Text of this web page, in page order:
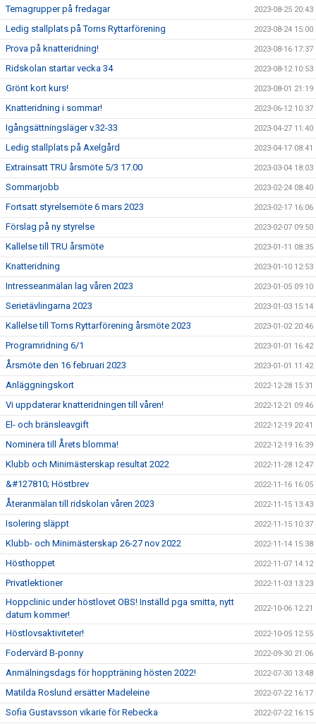
Temagrupper på fredagar 2023-08-25 20:43
Ledig stallplats på Torns Ryttarförening 2023-08-24 15:00
Prova på knatteridning! 2023-08-16 17:37
Ridskolan startar vecka 34 2023-08-12 10:53
Grönt kort kurs! 2023-08-01 21:19
Knatteridning i sommar! 2023-06-12 10:37
Igångsättningsläger v.32-33 2023-04-27 11:40
Ledig stallplats på Axelgård 2023-04-17 08:41
Extrainsatt TRU årsmöte 5/3 17.00 2023-03-04 18:03
Sommarjobb 2023-02-24 08:40
Fortsatt styrelsemöte 6 mars 2023 2023-02-17 16:06
Förslag på ny styrelse 2023-02-07 09:50
Kallelse till TRU årsmöte 2023-01-11 08:35
Knatteridning 2023-01-10 12:53
Intresseanmälan lag våren 2023 2023-01-05 09:10
Serietävlingarna 2023 2023-01-03 15:14
Kallelse till Torns Ryttarförening årsmöte 2023 2023-01-02 20:46
Programridning 6/1 2023-01-01 16:42
Årsmöte den 16 februari 2023 2023-01-01 11:42
Anläggningskort 2022-12-28 15:31
Vi uppdaterar knatteridningen till våren! 2022-12-21 09:46
El- och bränsleavgift 2022-12-19 20:41
Nominera till Årets blomma! 2022-12-19 16:39
Klubb och Minimästerskap resultat 2022 2022-11-28 12:47
&#127810; Höstbrev 2022-11-16 16:05
Återanmälan till ridskolan våren 2023 2022-11-15 13:43
Isolering släppt 2022-11-15 10:37
Klubb- och Minimästerskap 26-27 nov 2022 2022-11-14 15:38
Hösthoppet 2022-11-07 14:12
Privatlektioner 2022-11-03 13:23
Hoppclinic under höstlovet OBS! Inställd pga smitta, nytt
datum kommer!
2022-10-06 12:21
Höstlovsaktiviteter! 2022-10-05 12:55
Fodervärd B-ponny 2022-09-30 21:06
Anmälningsdags för hoppträning hösten 2022! 2022-07-30 13:48
Matilda Roslund ersätter Madeleine 2022-07-22 16:17
Sofia Gustavsson vikarie för Rebecka 2022-07-22 16:15